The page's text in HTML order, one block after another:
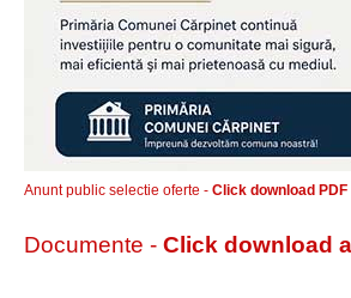
Anunt public selectie oferte - Click download PDF
Documente - Click download